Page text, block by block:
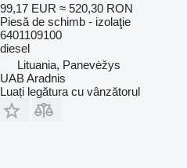
99,17 EUR ≈ 520,30 RON
Piesă de schimb - izolaţie
6401109100
diesel
Lituania, Panevėžys
UAB Aradnis
Luați legătura cu vânzătorul